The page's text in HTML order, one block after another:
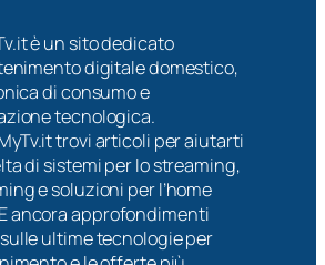
è un sito dedicato
digitale domestico,
di consumo e
tecnologica.
trovi articoli per aiutarti
di sistemi per lo streaming,
e soluzioni per l’home
ancora approfondimenti
ultime tecnologie per